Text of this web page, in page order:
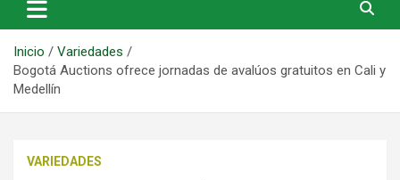
Inicio
Variedades
Bogotá Auctions ofrece jornadas de avalúos gratuitos en Cali y
Medellín
VARIEDADES